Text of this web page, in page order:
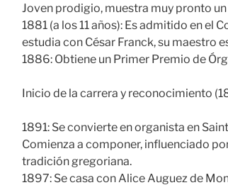
Joven prodigio, muestra muy pronto
1881 (a los 11 años): Es admitido en el
estudia con César Franck, su maestro
1886: Obtiene un Primer Premio de
Inicio de la carrera y reconocimiento
1891: Se convierte en organista en
Comienza a componer, influenciado
tradición gregoriana.
1897: Se casa con Alice Auguez de